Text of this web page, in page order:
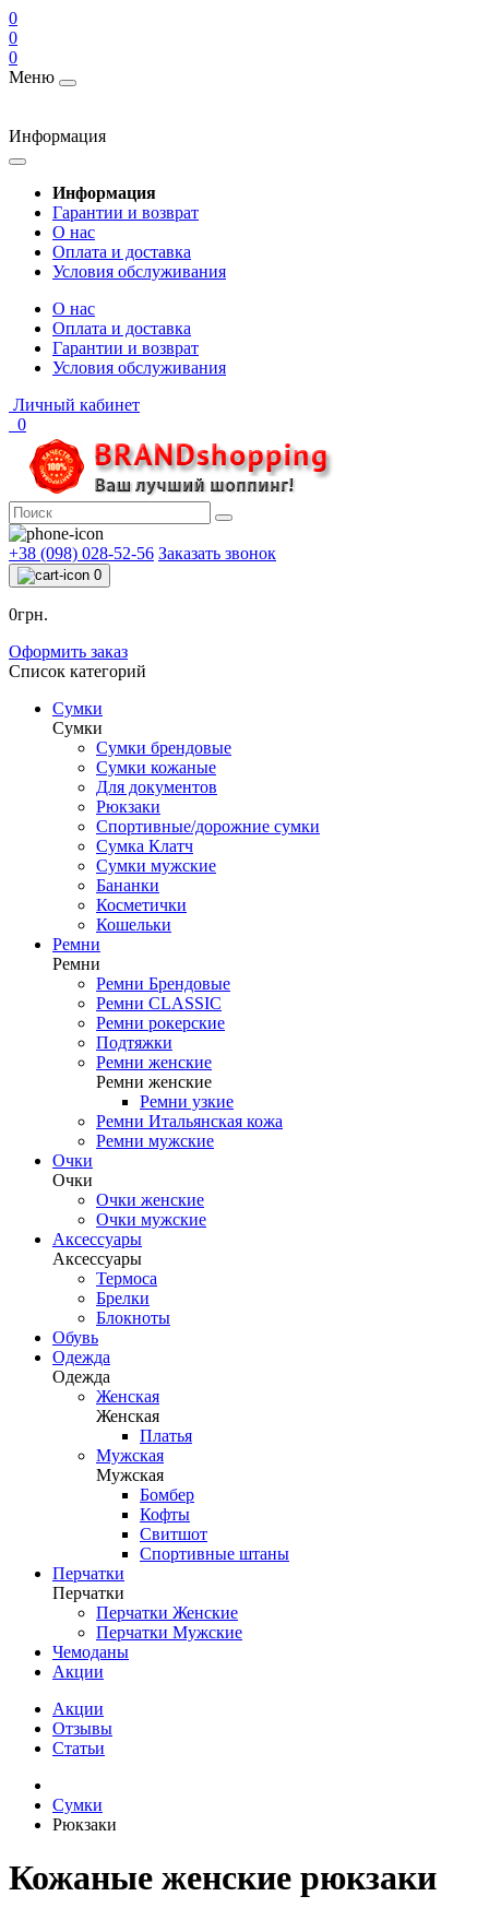
0
0
0
Меню
Информация
Информация
Гарантии и возврат
О нас
Оплата и доставка
Условия обслуживания
О нас
Оплата и доставка
Гарантии и возврат
Условия обслуживания
Личный кабинет
0
+38 (098) 028-52-56 Заказать звонок
0
0грн.
Оформить заказ
Список категорий
Сумки
Сумки
Сумки брендовые
Сумки кожаные
Для документов
Рюкзаки
Спортивные/дорожние сумки
Сумка Клатч
Сумки мужские
Бананки
Косметички
Кошельки
Ремни
Ремни
Ремни Брендовые
Ремни CLASSIC
Ремни рокерские
Подтяжки
Ремни женские
Ремни женские
Ремни узкие
Ремни Итальянская кожа
Ремни мужские
Очки
Очки
Очки женские
Очки мужские
Аксессуары
Аксессуары
Термоса
Брелки
Блокноты
Обувь
Одежда
Одежда
Женская
Женская
Платья
Мужская
Мужская
Бомбер
Кофты
Свитшот
Спортивные штаны
Перчатки
Перчатки
Перчатки Женские
Перчатки Мужские
Чемоданы
Акции
Акции
Отзывы
Статьи
Сумки
Рюкзаки
Кожаные женские рюкзаки